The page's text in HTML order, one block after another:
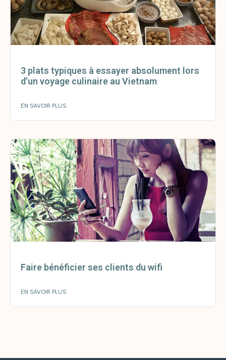
3 plats typiques à essayer absolument lors
d’un voyage culinaire au Vietnam
EN SAVOIR PLUS
Faire bénéficier ses clients du wifi
EN SAVOIR PLUS